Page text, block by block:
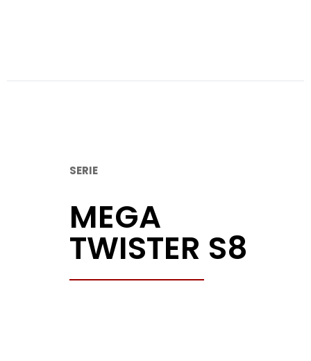
SERIE
MEGA
TWISTER S8